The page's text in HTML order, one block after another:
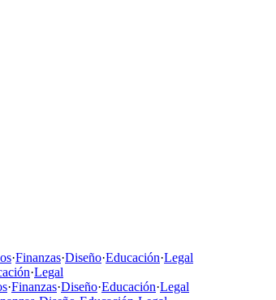
·Finanzas·Diseño·Educación·Legal
·Legal
·Finanzas·Diseño·Educación·Legal